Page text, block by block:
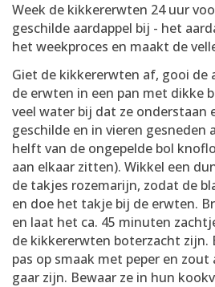
Week de kikkererwten 24 uur
geschilde aardappel bij - het
het weekproces en maakt de
Giet de kikkererwten af, gooi de
de erwten in een pan met dikke
veel water bij dat ze onderstaan
geschilde en in vieren gesneden
helft van de ongepelde bol
aan elkaar zitten). Wikkel een
de takjes rozemarijn, zodat de
en doe het takje bij de erwten.
en laat het ca. 45 minuten
de kikkererwten boterzacht zijn.
pas op smaak met peper en
gaar zijn. Bewaar ze in hun